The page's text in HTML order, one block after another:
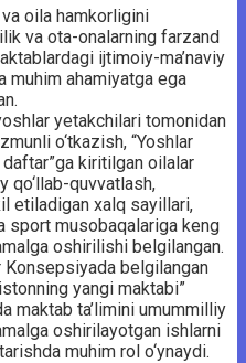
oila hamkorligini
va ota-onalarning farzand
ijtimoiy-ma’naviy
muhim ahamiyatga ega
yetakchilari tomonidan
o‘tkazish, “Yoshlar
daftar”ga kiritilgan oilalar
qo‘llab-quvvatlash,
etiladigan xalq sayillari,
sport musobaqalariga keng
oshirilishi belgilangan.
Konsepsiyada belgilangan
yangi maktabi”
maktab ta’limini umummilliy
oshirilayotgan ishlarni
muhim rol o‘ynaydi.